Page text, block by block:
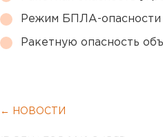
Режим БПЛА-
Ракетную опасность
← НОВОСТИ